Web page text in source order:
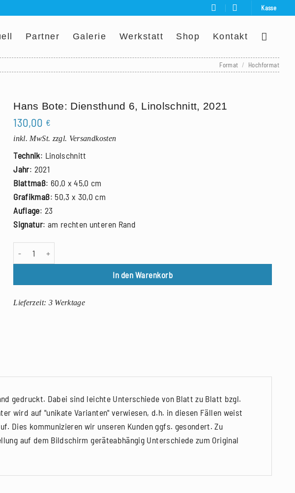
Kasse
Partner Galerie Werkstatt Shop Kontakt
Format / Hochformat
Hans Bote: Diensthund 6, Linolschnitt, 2021
130,00 €
inkl. MwSt. zzgl. Versandkosten
Technik: Linolschnitt
Jahr: 2021
Blattmaß: 60,0 x 45,0 cm
Grafikmaß: 50,3 x 30,0 cm
Auflage: 23
Signatur: am rechten unteren Rand
In den Warenkorb
Lieferzeit: 3 Werktage
gedruckt. Dabei sind leichte Unterschiede von Blatt zu Blatt bzgl.
wird auf "unikate Varianten" verwiesen, d.h. in diesen Fällen weist
Dies kommunizieren wir unseren Kunden ggfs. gesondert. Zu
auf dem Bildschirm geräteabhängig Unterschiede zum Original